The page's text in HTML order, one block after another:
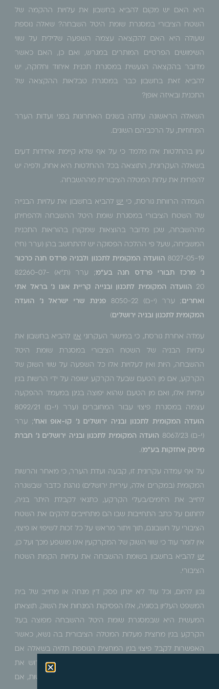
היא האם יש מקום להביא בחשבון את עלויות ההקמה של
השטח הציבורי במסגרת שומת היטל השבחה? שאלה נוספת
שעולה היא האם להקצאה עצמה השפעה שלילית על שווי
השימושים הפרטיים המותרים במגרש, ואם כן, האם כאשר
מדובר בהקצאה הנעשית במסגרת תכנית איחוד וחלוקה, יש
להביא זאת בחשבון כבר במסגרת טבלאות ההקצאה של
התכנית ובאיזה אופן?
השאלה הראשונה עלתה בשנים האחרונות בפני ועדות הערר
המחוזיות, על הרכביהם השונים.
עיון בהחלטות אלו מלמד כי על אף שלא קיימת אחידות דעים
בשאלה העקרונית, התוצאה בכל ההחלטות היא אחת, ולפיה יש
להפחית את עלות המטלה הציבורית מההשבחה.
העמדה הרווחת גורסת, כי יש להביא בחשבון את עלויות הבנייה
של השטח הציבורי במסגרת שומת היטל ההשבחה ולהפחיתן
מההשבחה, שכן מדובר בהוצאות שמקורן בהוראות התכנית
המשביחה, שעל פי ההלכה הפסוקה יש להתחשב בהן (ערר (חי')
8027-05-19 הוועדה המקומית לתכנון ולבניה פרדס חנה כרכור
נ' מרכז תבורי פרדס חנה בע"מ; ערר (ת"א) 82260-07-
20 הוועדה המקומית לתכנון ובנייה קריית אונו נ' בראל אתי
ואחרים ; ערר (י-ם) 8050-22 פנינת שרי ישראל נ' הועדה
המקומית לתכנון ובניה ירושלים )
עמדה אחרת גורסת, כי במישור העקרוני אין להביא בחשבון את
עלויות הבניה של השטח הציבורי במסגרת שומת היטל
ההשבחה, היות ואין לעלויות אלו כל השפעה על שווי השוק של
הקרקע, אם מן הטעם שבעל הקרקע ישופה על ידי הרשות בגין
עלויות אלו, ואם מן הטעם שהוא יפוצה בגינן במעמד ההפקעה
עצמה במסגרת פיצוי עבור המחוברים (ערר (י-ם) 8092/21
הועדה המקומית לתכנון ובניה ירושלים נ' קו-אופ ואח'; ערר
(י-ם) 8067/23 הועדה המקומית לתכנון ובניה ירושלים נ' חברת
מיסק אחזקות בע"מ).
על אף עמדה עקרונית זו, קבעה ועדת הערר, כי מאחר והרשות
המקומית (במקרים אלה, עיריית ירושלים) נוהגת כדבר שבשגרה
לחייב את היזמים/בעלי הקרקע, כתנאי לקבלת היתר בניה,
לחתום על כתב התחייבות שבו הם מתחייבים להקים את השטח
הציבורי על חשבונם, תוך ויתור מראש על כל זכות לשיפוי או פיצוי,
אין לומר עוד כי שווי השוק של המקרקעין אינו מושפע מכך ועל כן,
יש להביא בחשבון בשומת ההשבחה את עלויות הקמת השטח
הציבורי.
נכון להיום, וכל עוד לא יינתן פסק דין מנחה או מחייב של בית
המשפט העליון בסוגיה, אלו הפסיקות המנחות את השוק. תוצאתן
המעשית היא שבמסגרת שומת היטל ההשבחה מפוצה בעל
הקרקע בגין מחצית מעלות המטלה הציבורית בה נשא, כאשר
האפשרות לקבל פיצוי בגין המחצית הנוספת תלויה בשאלה אם
הוא חתם על כתב התחייבות לרשות המונע ממנו לדרוש את
השלמת הפיצוי בשלב מסירת השטח הציבורי לידי הרשות, אם